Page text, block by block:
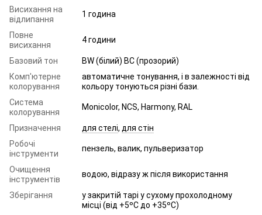
Висихання на
відлипання
1 година
Повне
висихання
4 години
Базовий тон
BW (білий) BC (прозорий)
Комп'ютерне
колорування
автоматичне тонування, і в залежності від
кольору тонуються різні бази.
Система
колорування
Monicolor, NCS, Harmony, RAL
Призначення для стелі, для стін
Робочі
інструменти
пензель, валик, пульверизатор
Очищення
інструментів
водою, відразу ж після використання
Зберігання
у закритій тарі у сухому прохолодному
місці (від +5ºC до +35ºC)